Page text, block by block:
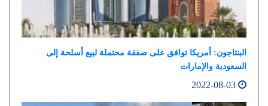
البنتاجون: أمريكا توافق على صفقة محتملة لبيع أسلحة إلى
السعودية والإمارات